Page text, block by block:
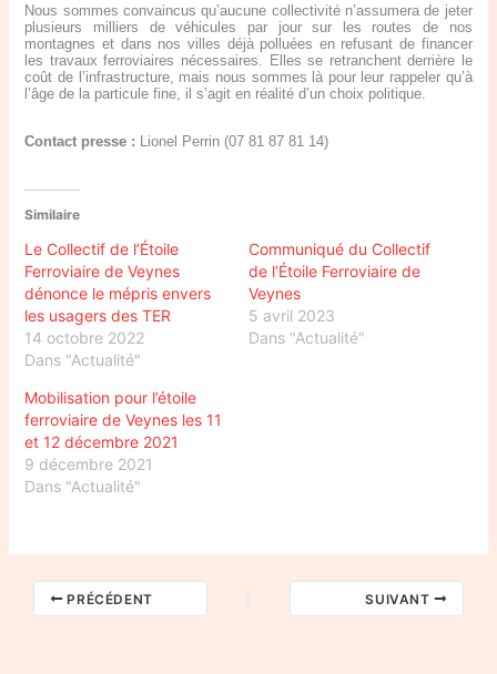
Nous sommes convaincus qu’aucune collectivité n’assumera de jeter
plusieurs milliers de véhicules par jour sur les routes de nos
montagnes et dans nos villes déjà polluées en refusant de financer
les travaux ferroviaires nécessaires. Elles se retranchent derrière le
coût de l’infrastructure, mais nous sommes là pour leur rappeler qu’à
l’âge de la particule fine, il s’agit en réalité d’un choix politique.
Contact presse : Lionel Perrin (07 81 87 81 14)
Similaire
Le Collectif de l’Étoile
Ferroviaire de Veynes
dénonce le mépris envers
les usagers des TER
14 octobre 2022
Dans "Actualité"
Communiqué du Collectif
de l’Étoile Ferroviaire de
Veynes
5 avril 2023
Dans "Actualité"
Mobilisation pour l’étoile
ferroviaire de Veynes les 11
et 12 décembre 2021
9 décembre 2021
Dans "Actualité"
PRÉCÉDENT SUIVANT